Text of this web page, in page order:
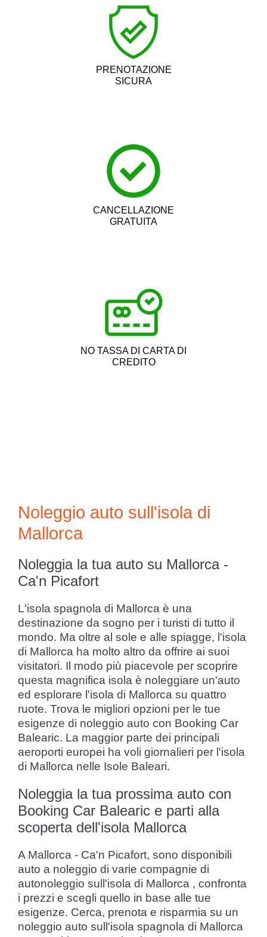
PRENOTAZIONE
SICURA
CANCELLAZIONE
GRATUITA
NO TASSA DI CARTA DI
CREDITO
Noleggio auto sull'isola di
Mallorca
Noleggia la tua auto su Mallorca -
Ca'n Picafort
L'isola spagnola di Mallorca è una
destinazione da sogno per i turisti di tutto il
mondo. Ma oltre al sole e alle spiagge, l'isola
di Mallorca ha molto altro da offrire ai suoi
visitatori. Il modo più piacevole per scoprire
questa magnifica isola è noleggiare un'auto
ed esplorare l'isola di Mallorca su quattro
ruote. Trova le migliori opzioni per le tue
esigenze di noleggio auto con Booking Car
Balearic. La maggior parte dei principali
aeroporti europei ha voli giornalieri per l'isola
di Mallorca nelle Isole Baleari.
Noleggia la tua prossima auto con
Booking Car Balearic e parti alla
scoperta dell'isola Mallorca
A Mallorca - Ca'n Picafort, sono disponibili
auto a noleggio di varie compagnie di
autonoleggio sull'isola di Mallorca , confronta
i prezzi e scegli quello in base alle tue
esigenze. Cerca, prenota e risparmia su un
noleggio auto sull'isola spagnola di Mallorca